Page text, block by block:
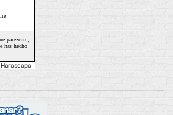
Horoscopo